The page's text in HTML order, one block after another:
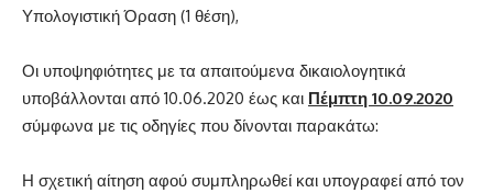
Υπολογιστική Όραση (1 θέση),
Οι υποψηφιότητες με τα απαιτούμενα δικαιολογητικά
υποβάλλονται από 10.06.2020 έως και Πέμπτη 10.09.2020
σύμφωνα με τις οδηγίες που δίνονται παρακάτω:
Η σχετική αίτηση αφού συμπληρωθεί και υπογραφεί από τον